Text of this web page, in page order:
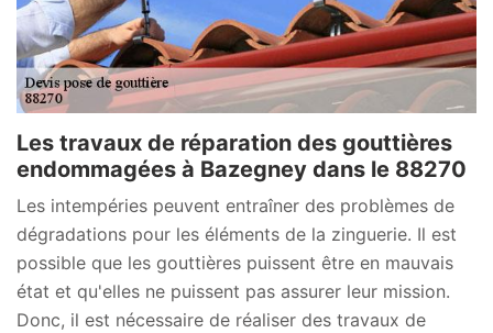
Les travaux de réparation des gouttières
endommagées à Bazegney dans le 88270
Les intempéries peuvent entraîner des problèmes de
dégradations pour les éléments de la zinguerie. Il est
possible que les gouttières puissent être en mauvais
état et qu'elles ne puissent pas assurer leur mission.
Donc, il est nécessaire de réaliser des travaux de